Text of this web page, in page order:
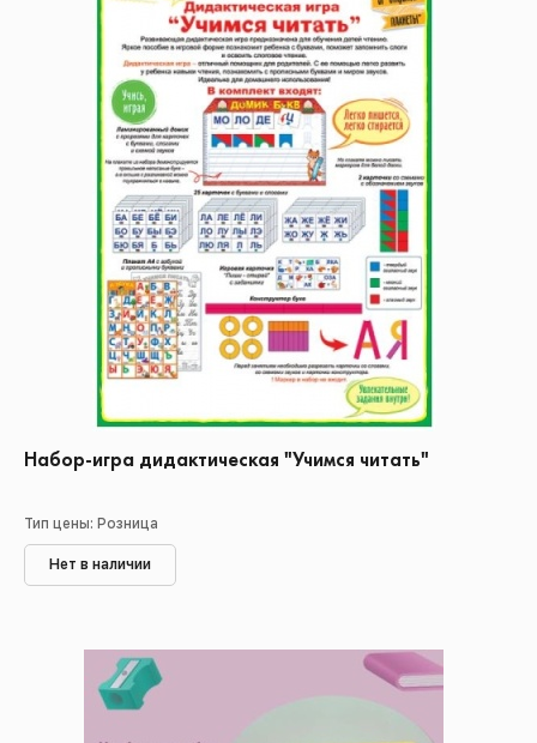
Набор-игра дидактическая "Учимся читать"
Тип цены: Розница
Нет в наличии